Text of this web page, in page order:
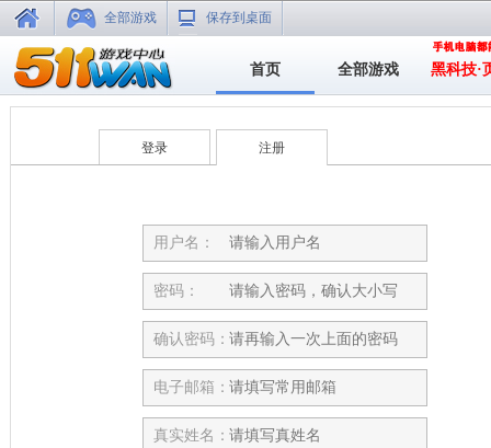
全部游戏 保存到桌面
首页 全部游戏 黑科技·
登录 注册
用户名：
密码：
确认密码：
电子邮箱：
真实姓名：